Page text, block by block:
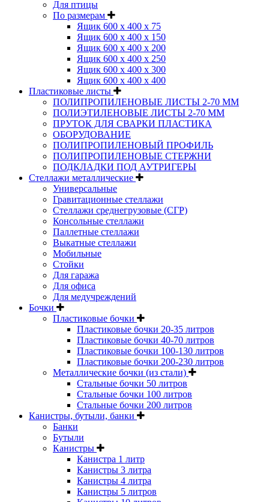
Для птицы
По размерам
Ящик 600 х 400 х 75
Ящик 600 х 400 х 150
Ящик 600 х 400 х 200
Ящик 600 х 400 х 250
Ящик 600 х 400 х 300
Ящик 600 х 400 х 400
Пластиковые листы
ПОЛИПРОПИЛЕНОВЫЕ ЛИСТЫ 2-70 ММ
ПОЛИЭТИЛЕНОВЫЕ ЛИСТЫ 2-70 ММ
ПРУТОК ДЛЯ СВАРКИ ПЛАСТИКА
ОБОРУДОВАНИЕ
ПОЛИПРОПИЛЕНОВЫЙ ПРОФИЛЬ
ПОЛИПРОПИЛЕНОВЫЕ СТЕРЖНИ
ПОДКЛАДКИ ПОД АУТРИГЕРЫ
Стеллажи металлические
Универсальные
Гравитационные стеллажи
Стеллажи среднегрузовые (СГР)
Консольные стеллажи
Паллетные стеллажи
Выкатные стеллажи
Мобильные
Стойки
Для гаража
Для офиса
Для медучреждений
Бочки
Пластиковые бочки
Пластиковые бочки 20-35 литров
Пластиковые бочки 40-70 литров
Пластиковые бочки 100-130 литров
Пластиковые бочки 200-230 литров
Металлические бочки (из стали)
Стальные бочки 50 литров
Стальные бочки 100 литров
Стальные бочки 200 литров
Канистры, бутыли, банки
Банки
Бутыли
Канистры
Канистра 1 литр
Канистры 3 литра
Канистры 4 литра
Канистры 5 литров